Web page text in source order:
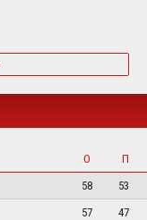
О
П
58
53
57
47